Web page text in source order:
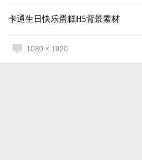
卡通生日快乐蛋糕H5背景素材
1080 × 1920